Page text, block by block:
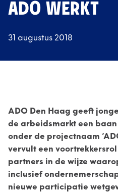
ADO WERKT
31 augustus 2018
ADO Den Haag geeft
de arbeidsmarkt een
onder de projectnaam
vervult een
partners in de wijze
inclusief
nieuwe participatie